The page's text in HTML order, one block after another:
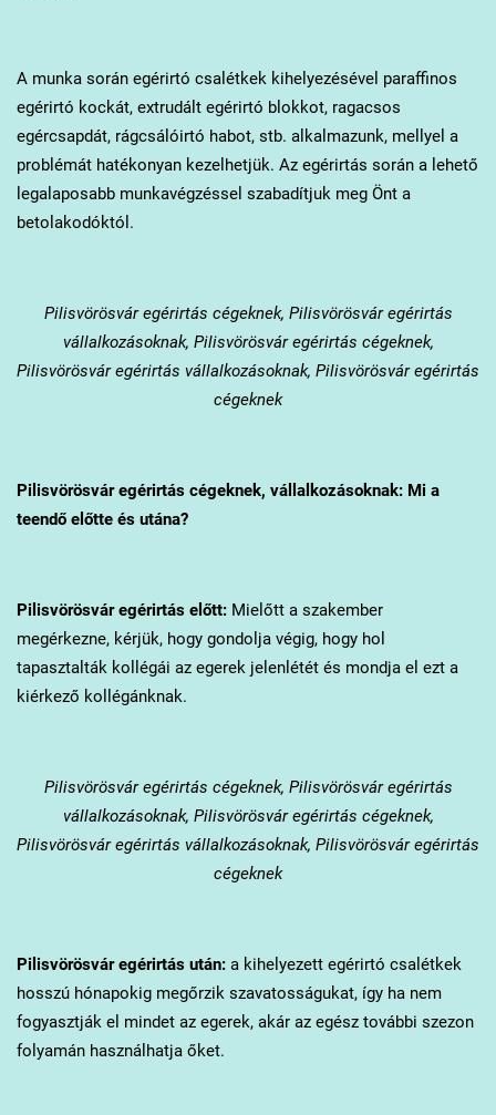
A munka során egérirtó csalétkek kihelyezésével paraffinos
egérirtó kockát, extrudált egérirtó blokkot, ragacsos
egércsapdát, rágcsálóirtó habot, stb. alkalmazunk, mellyel a
problémát hatékonyan kezelhetjük. Az egérirtás során a lehető
legalaposabb munkavégzéssel szabadítjuk meg Önt a
betolakodóktól.
Pilisvörösváregérirtás cégeknek, Pilisvörösvár egérirtás
vállalkozásoknak, Pilisvörösvár egérirtás cégeknek,
Pilisvörösvár egérirtás vállalkozásoknak, Pilisvörösvár egérirtás
cégeknek
Pilisvörösváregérirtás cégeknek, vállalkozásoknak: Mi a
teendő előtte és utána?
Pilisvörösváregérirtás előtt:Mielőtt a szakember
megérkezne, kérjük, hogy gondolja végig, hogy hol
tapasztalták kollégái az egerek jelenlétét és mondja el ezt a
kiérkező kollégánknak.
Pilisvörösváregérirtás cégeknek, Pilisvörösvár egérirtás
vállalkozásoknak, Pilisvörösvár egérirtás cégeknek,
Pilisvörösvár egérirtás vállalkozásoknak, Pilisvörösvár egérirtás
cégeknek
Pilisvörösváregérirtás után:a kihelyezett egérirtó csalétkek
hosszú hónapokig megőrzik szavatosságukat, így ha nem
fogyasztják el mindet az egerek, akár az egész további szezon
folyamán használhatja őket.